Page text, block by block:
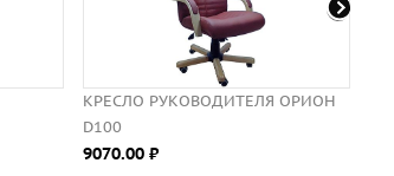
КРЕСЛО РУКОВОДИТЕЛЯ ОРИОН
9070.00 ⃏
КРЕСЛО